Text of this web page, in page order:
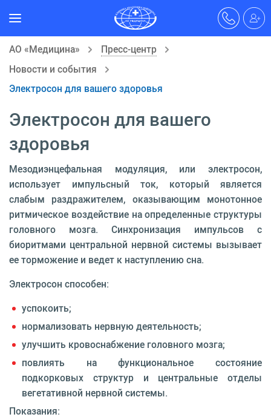
АО «Медицина»
Пресс-центр
Новости и события
Электросон для вашего здоровья
Электросон для вашего
здоровья
Мезодиэнцефальная модуляция, или электросон,
использует им­пульсный ток, который является
слабым раздражителем, оказывающим монотонное
ритмическое воздействие на определенные структуры
головного мозга. Синхронизация импульсов с
биоритма­ми центральной нервной системы вызывает
ее торможение и ведет к на­ступлению сна.
Электросон способен:
успокоить;
нормализовать нервную деятельность;
улучшить кровоснабжение головного мозга;
повлиять на функциональное состояние
подкорковых структур и цен­тральные отделы
вегетативной нервной системы.
Показания: